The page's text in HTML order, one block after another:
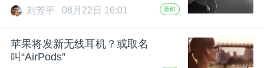
机
刘芳平 08月22日 16:01 新鲜
苹果将发新无线耳机？或取名
叫“AirPods”